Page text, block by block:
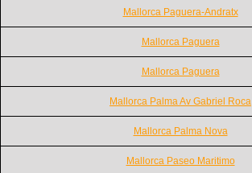
Mallorca Paguera-Andratx
Mallorca Paguera
Mallorca Paguera
Mallorca Palma Av Gabriel Roca
Mallorca Palma Nova
Mallorca Paseo Maritimo